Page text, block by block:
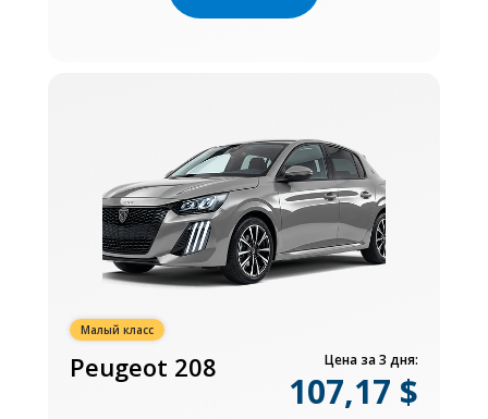
Малый класс
Peugeot 208 Цена за 3 дня:
107,17 $